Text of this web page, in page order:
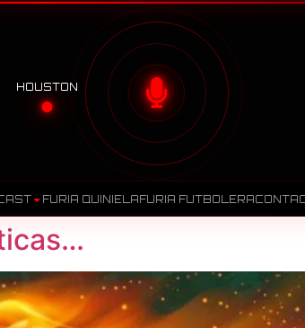
HOUSTON
FURIA QUINIELAFURIA FUTBOLERA